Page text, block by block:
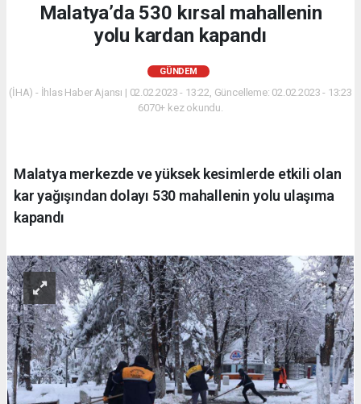
Malatya’da 530 kırsal mahallenin
yolu kardan kapandı
GÜNDEM
(İHA) - İhlas Haber Ajansı | 02.02.2023 - 13:22, Güncelleme: 02.02.2023 - 13:23
6070+ kez okundu.
Malatya merkezde ve yüksek kesimlerde etkili olan
kar yağışından dolayı 530 mahallenin yolu ulaşıma
kapandı